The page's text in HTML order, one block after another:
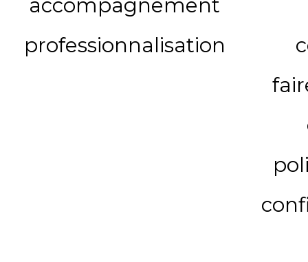
accompagnement
professionnalisation